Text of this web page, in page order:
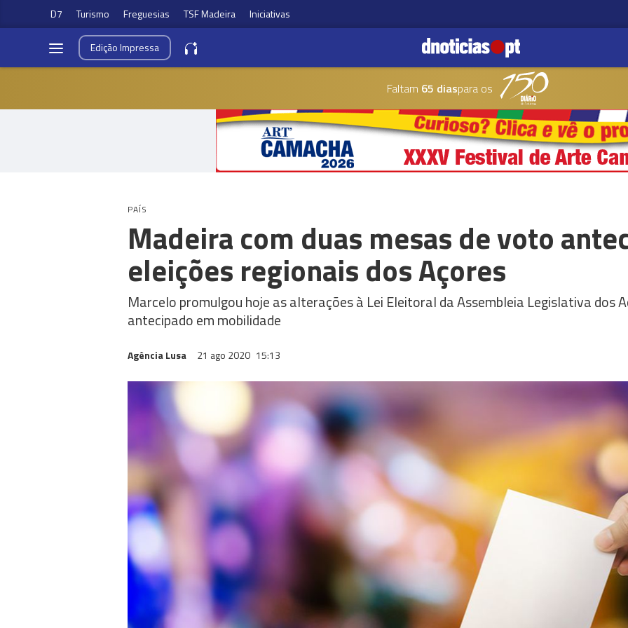
D7 Turismo Freguesias TSF Madeira Iniciativas
EdiçãoImpressa
Faltam 65 diaspara os
PAÍS
Madeira com duas mesas de voto
eleições regionais dos Açores
Marcelo promulgou hoje as alterações à Lei Eleitoral da Assembleia Legislativa dos
antecipado em mobilidade
Agência Lusa 21 ago 2020 15:13